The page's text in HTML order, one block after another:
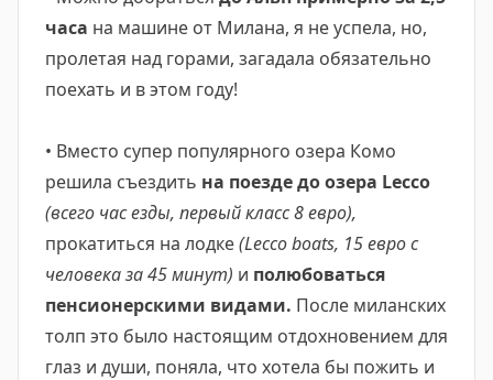
часа на машине от Милана, я не успела, но,
пролетая над горами, загадала обязательно
поехать и в этом году!
• Вместо супер популярного озера Комо
решила съездить на поезде до озера Lecco
(всего час езды, первый класс 8 евро),
прокатиться на лодке(Leссo boats, 15 евро с
человека за 45 минут) и полюбоваться
пенсионерскими видами. После миланских
толп это было настоящим отдохновением для
глаз и души, поняла, что хотела бы пожить и